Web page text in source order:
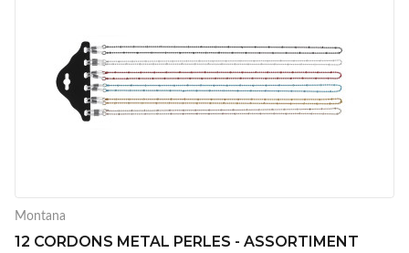
Montana
12 CORDONS METAL PERLES - ASSORTIMENT